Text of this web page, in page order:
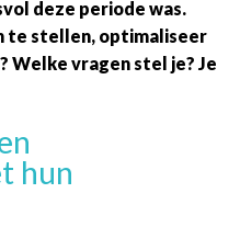
deze periode was.
te stellen, optimaliseer
Welke vragen stel je? Je
hun